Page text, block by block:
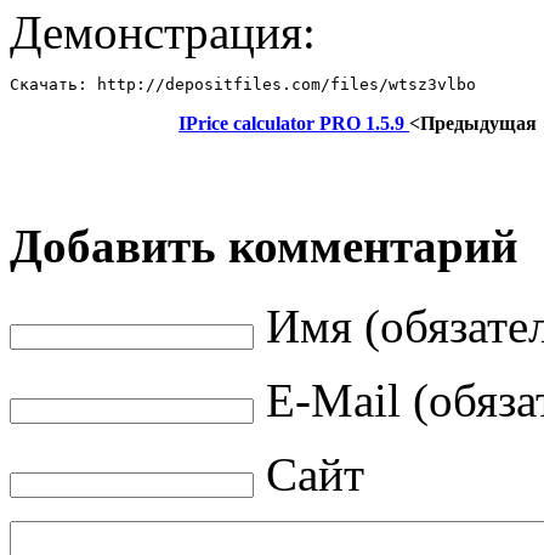
Демонстрация:
Скачать: http://depositfiles.com/files/wtsz3vlbo
IPrice calculator PRO 1.5.9 <Предыдущая
Добавить комментарий
Имя
E-Mail
Сайт